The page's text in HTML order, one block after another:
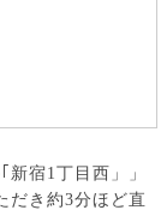
宿1丁目西」」
だき約3分ほど直